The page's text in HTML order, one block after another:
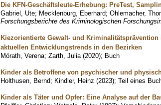
Die KFN-Geschäftsleute-Erhebung: PreTest,
Gabriel, Ute; Mecklenburg, Eberhard; Ohlemacher,
Forschungsberichte des Kriminologischen
Kiezorientierte Gewalt- und
aktuellen Entwicklungstrends in den Bezirken
Mörath, Verena; Zarth, Julia (2020); Buch
Kinder als Betroffene von psychischer und
Holthusen, Bernd; Kindler, Heinz (2023); Teil eines
Kinder als Täter und Opfer: Eine Analyse auf der